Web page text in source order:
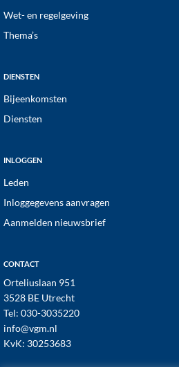
Wet- en regelgeving
Thema’s
DIENSTEN
Bijeenkomsten
Diensten
INLOGGEN
Leden
Inloggegevens aanvragen
Aanmelden nieuwsbrief
CONTACT
Orteliuslaan 951
3528 BE Utrecht
Tel: 030-3035220
info@vgm.nl
KvK: 30253683